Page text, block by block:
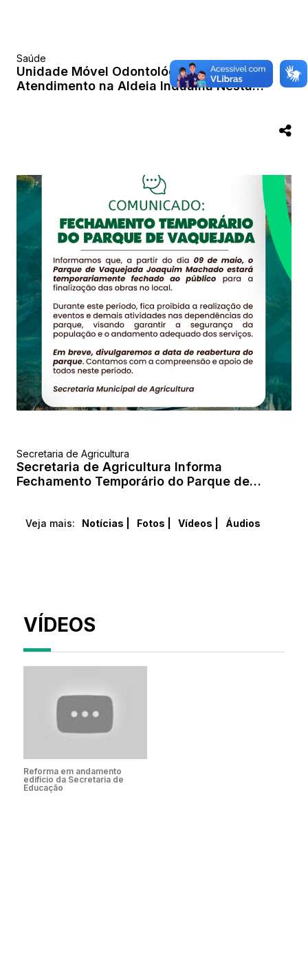
Saúde
Unidade Móvel Odontológica Realiza
Atendimento na Aldeia Indualhá Nesta
Secretaria de Agricultura
Secretaria de Agricultura Informa
Fechamento Temporário do Parque de
Veja mais: Notícias | Fotos | Vídeos | Áudios
VÍDEOS
Reforma em andamento
edifício da Secretaria de
Educação